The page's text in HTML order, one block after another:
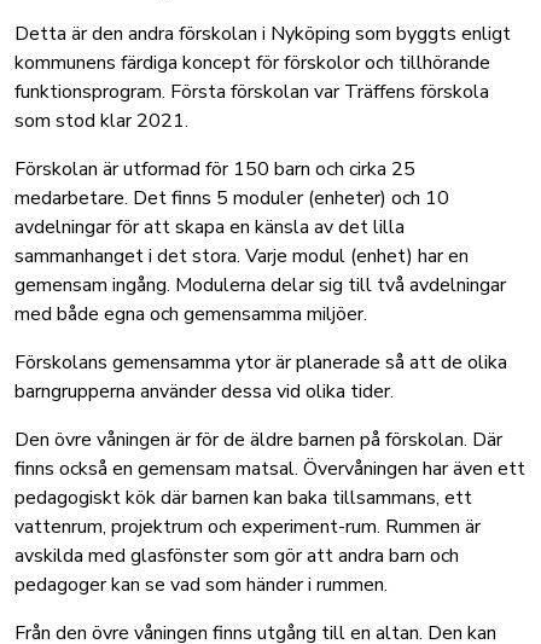
Detta är den andra förskolan i Nyköping som byggts enligt
kommunens färdiga koncept för förskolor och tillhörande
funktionsprogram. Första förskolan varTräffens förskola
som stod klar 2021.
Förskolan är utformad för 150 barn och cirka 25
medarbetare. Det finns 5 moduler (enheter) och 10
avdelningar för att skapa en känsla av det lilla
sammanhanget i det stora. Varje modul (enhet) har en
gemensam ingång. Modulerna delar sig till två avdelningar
med både egna och gemensamma miljöer.
Förskolans gemensamma ytor är planerade så att de olika
barngrupperna använder dessa vid olika tider.
Den övre våningen är för de äldre barnen på förskolan. Där
finns också en gemensam matsal. Övervåningen har även ett
pedagogiskt kök där barnen kan baka tillsammans, ett
vattenrum, projektrum och experiment-rum. Rummen är
avskilda med glasfönster som gör att andra barn och
pedagoger kan se vad som händer i rummen.
Från den övre våningen finns utgång till en altan. Den kan